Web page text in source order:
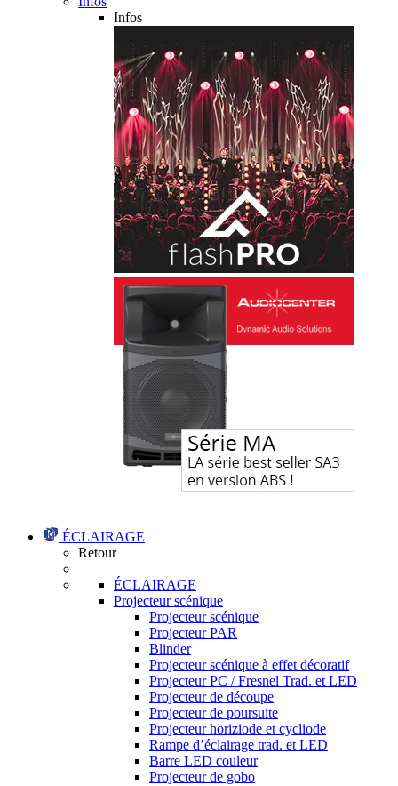
Infos
ÉCLAIRAGE
Retour
ÉCLAIRAGE
Projecteur scénique
Projecteur scénique
Projecteur PAR
Blinder
Projecteur scénique à effet décoratif
Projecteur PC / Fresnel Trad. et LED
Projecteur de découpe
Projecteur de poursuite
Projecteur horiziode et cycliode
Rampe d’éclairage trad. et LED
Barre LED couleur
Projecteur de gobo